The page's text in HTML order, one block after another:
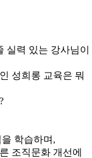
실력 있는 강사님이
성희롱 교육은 뭐
학습하며,
조직문화 개선에